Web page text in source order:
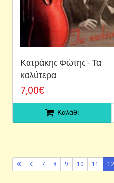
Κατράκης Φώτης - Τα
καλύτερα
7,00€
Καλάθι
7 8 9 10 11 12